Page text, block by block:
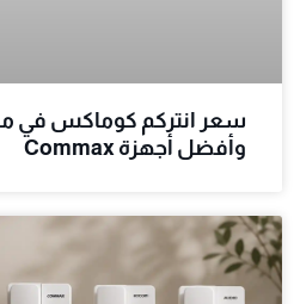
سعر انتركم كوماكس في
وأفضل أجهزة Commax